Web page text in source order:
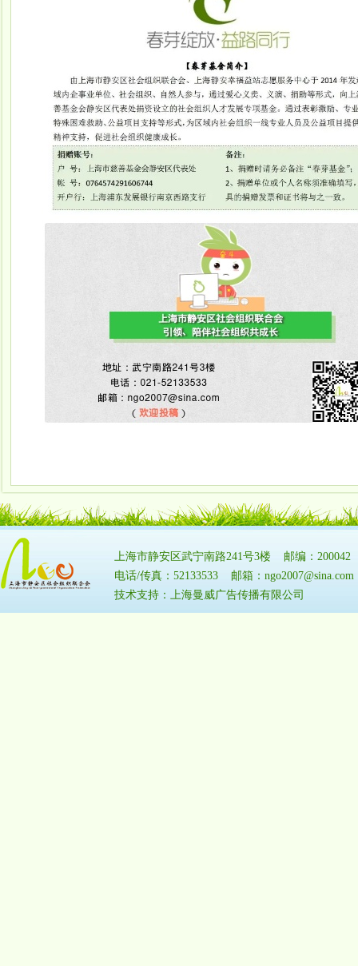
上海市静安区武宁南路241号3楼 邮编：
电话/传真：52133533 邮箱：
技术支持：上海曼威广告传播有限公司